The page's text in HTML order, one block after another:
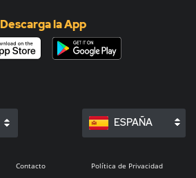
Descarga la App
ESPAÑA
Contacto Política de Privacidad